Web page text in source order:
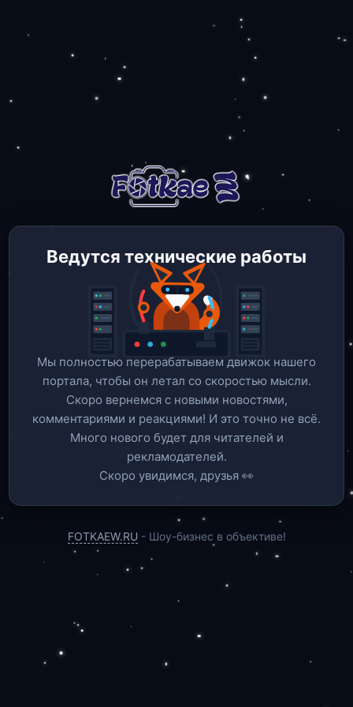
Ведутся технические работы
Мы полностью перерабатываем движок нашего
портала, чтобы он летал со скоростью мысли.
Скоро вернемся c новыми новостями,
комментариями и реакциями! И это точно не всё.
Много нового будет для читателей и
рекламодателей.
Скоро увидимся, друзья 👀
FOTKAEW.RU - Шоу-бизнес в объективе!